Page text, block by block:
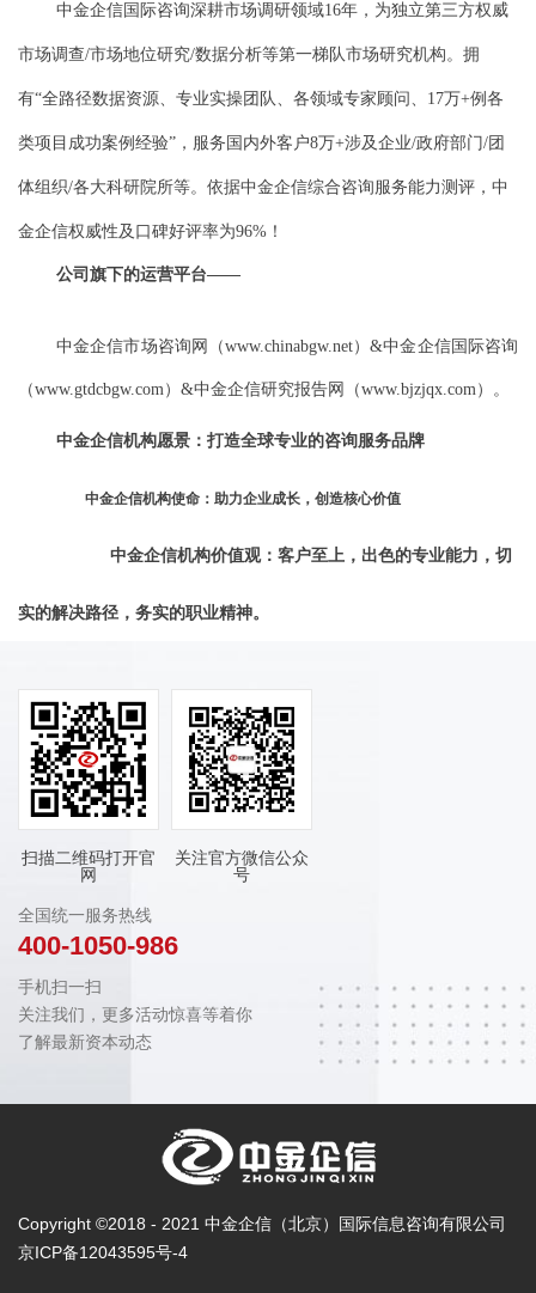
中金企信国际咨询深耕市场调研领域16年，为独立第三方权威
市场调查/市场地位研究/数据分析等第一梯队市场研究机构。拥
有“全路径数据资源、专业实操团队、各领域专家顾问、17万+例各
类项目成功案例经验”，服务国内外客户8万+涉及企业/政府部门/团
体组织/各大科研院所等。依据中金企信综合咨询服务能力测评，中
金企信权威性及口碑好评率为96%！
公司旗下的运营平台——
中金企信市场咨询网（www.chinabgw.net）&中金企信国际咨询
（www.gtdcbgw.com）&中金企信研究报告网（www.bjzjqx.com）。
中金企信机构愿景：打造全球专业的咨询服务品牌
中金企信机构使命：助力企业成长，创造核心价值
中金企信机构价值观：客户至上，出色的专业能力，切
实的解决路径，务实的职业精神。
扫描二维码打开官
网
关注官方微信公众
号
全国统一服务热线
400-1050-986
手机扫一扫
关注我们，更多活动惊喜等着你
了解最新资本动态
Copyright ©2018 - 2021 中金企信（北京）国际信息咨询有限公司
京ICP备12043595号-4